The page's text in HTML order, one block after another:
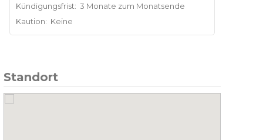
Kündigungsfrist: 3 Monate zum Monatsende
Kaution: Keine
Standort